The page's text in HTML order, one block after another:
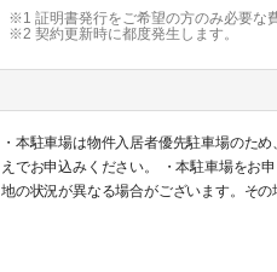
※1 証明書発行をご希望の方のみ必要な
※2 契約更新時に都度発生します。
・本駐車場は物件入居者優先駐車場のた
えでお申込みください。 ・本駐車場をお
地の状況が異なる場合がございます。そ